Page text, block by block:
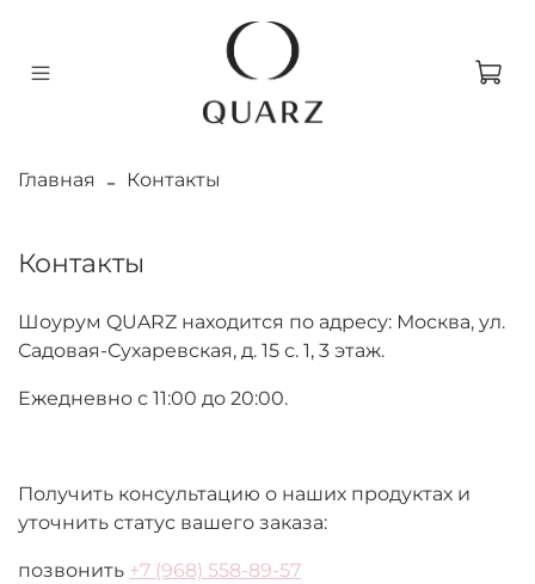
Главная Контакты
Контакты
Шоурум QUARZ находится по адресу: Москва, ул.
Садовая-Сухаревская, д. 15 с. 1, 3 этаж.
Ежедневно с 11:00 до 20:00.
Получить консультацию о наших продуктах и
уточнить статус вашего заказа:
позвонить +7 (968) 558-89-57